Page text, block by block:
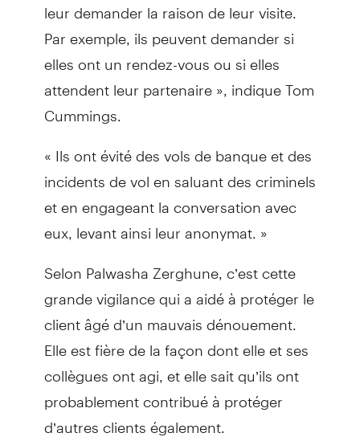
Par exemple, ils peuvent demander si
elles ont un rendez-vous ou si elles
attendent leur partenaire », indique Tom
Cummings.
« Ils ont évité des vols de banque et des
incidents de vol en saluant des criminels
et en engageant la conversation avec
eux, levant ainsi leur anonymat. »
Selon Palwasha Zerghune, c’est cette
grande vigilance qui a aidé à protéger le
client âgé d’un mauvais dénouement.
Elle est fière de la façon dont elle et ses
collègues ont agi, et elle sait qu’ils ont
probablement contribué à protéger
d’autres clients également.